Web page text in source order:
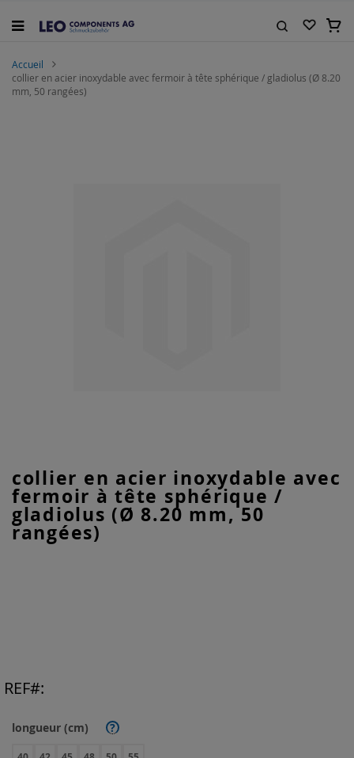
au
Mon
Accueil
collier en acier inoxydable avec fermoir à tête sphérique / gladiolus (Ø 8.20
mm, 50 rangées)
collier en acier inoxydable avec
fermoir à tête sphérique /
gladiolus (Ø 8.20 mm, 50
rangées)
longueur (cm) ?
REF
to
the
beginning
of
the